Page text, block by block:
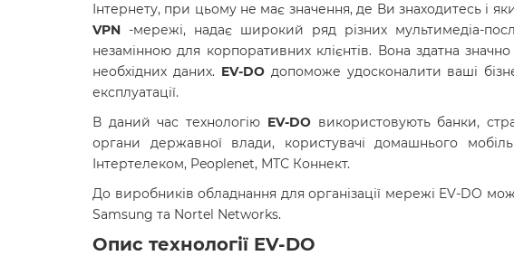
Інтернету, при цьому не має значення, де Ви знаходитесь і
VPN -мережі, надає широкий ряд різних мультимедіа-
незамінною для корпоративних клієнтів. Вона здатна
необхідних даних. EV-DOдопоможе удосконалити ваші
експлуатації.
В даний час технологію EV-DOвикористовують банки,
органи державної влади, користувачі домашнього
Інтертелеком, Peoplenet, МТС Коннект.
До виробників обладнання для організації мережі EV-DO
Samsung та Nortel Networks.
Опис технології EV-DO